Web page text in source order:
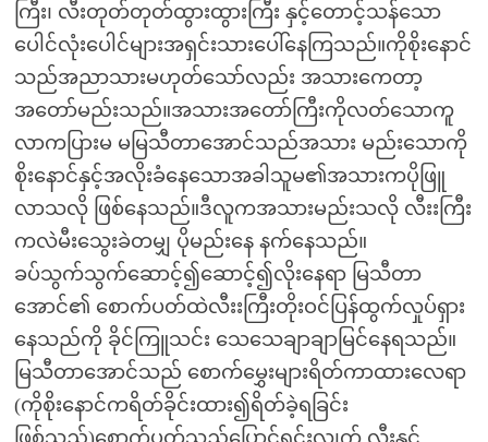
ကြီး၊ လီးတုတ်တုတ်ထွားထွားကြီး နှင့်တောင့်သန်သော
ပေါင်လုံးပေါင်များအရှင်းသားပေါ်နေကြသည်။ကိုစိုးနောင်
သည်အညာသားမဟုတ်သော်လည်း အသားကေတာ့
အတော်မည်းသည်။အသားအတော်ကြီးကိုလတ်သောကူ
လာကပြားမ မမြသီတာအောင်သည်အသား မည်းသောကို
စိုးနောင်နှင့်အလိုးခံနေသောအခါသူမ၏အသားကပိုဖြူ
လာသလို ဖြစ်နေသည်။ဒီလူကအသားမည်းသလို လီးးကြီး
ကလဲမီးသွေးခဲတမျှ ပိုမည်းနေ နက်နေသည်။
ခပ်သွက်သွက်ဆောင့်၍ဆောင့်၍လိုးနေရာ မြသီတာ
အောင်၏ စောက်ပတ်ထဲလီးးကြီးတိုးဝင်ပြန်ထွက်လှုပ်ရှား
နေသည်ကို ခိုင်ကြူသင်း သေသေချာချာမြင်နေရသည်။
မြသီတာအောင်သည် စောက်မွှေးများရိတ်ကာထားလေရာ
(ကိုစိုးနောင်ကရိတ်ခိုင်းထား၍ရိတ်ခဲ့ရခြင်း
ဖြစ်သည်)စောက်ပတ်သည်ပြောင်ရှင်းလျှက် လီးနှင့်